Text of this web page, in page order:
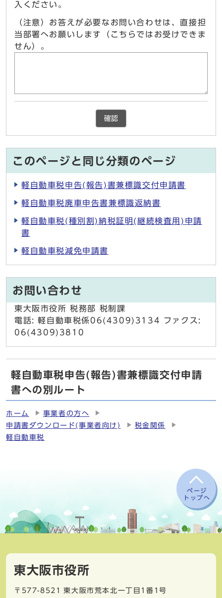
入ください。
（注意）お答えが必要なお問い合わせは、直接担
当部署へお願いします（こちらではお受けできま
せん）。
確認
このページと同じ分類のページ
軽自動車税申告(報告)書兼標識交付申請書
軽自動車税廃車申告書兼標識返納書
軽自動車税(種別割)納税証明(継続検査用)申請
書
軽自動車税減免申請書
お問い合わせ
東大阪市役所 税務部 税制課
電話: 軽自動車税係06(4309)3134 ファクス:
06(4309)3810
軽自動車税申告(報告)書兼標識交付申請
書への別ルート
ホーム
事業者の方へ
申請書ダウンロード(事業者向け)
税金関係
軽自動車税
ページ
トップへ
東大阪市役所
〒577-8521 東大阪市荒本北一丁目1番1号